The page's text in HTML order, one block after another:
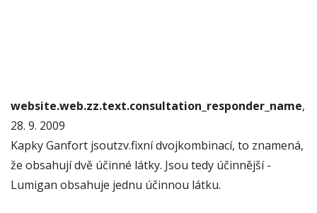
website.web.zz.text.consultation_responder_name,
28. 9. 2009
Kapky Ganfort jsoutzv.fixní dvojkombinací, to znamená,
že obsahují dvě účinné látky. Jsou tedy účinnější -
Lumigan obsahuje jednu účinnou látku.